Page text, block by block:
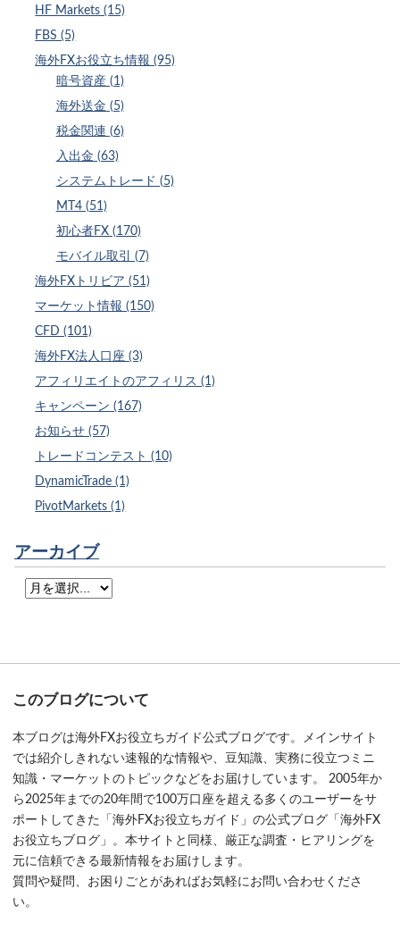
HF Markets (15)
FBS (5)
海外FXお役立ち情報 (95)
暗号資産 (1)
海外送金 (5)
税金関連 (6)
入出金 (63)
システムトレード (5)
MT4 (51)
初心者FX (170)
モバイル取引 (7)
海外FXトリビア (51)
マーケット情報 (150)
CFD (101)
海外FX法人口座 (3)
アフィリエイトのアフィリス (1)
キャンペーン (167)
お知らせ (57)
トレードコンテスト (10)
DynamicTrade (1)
PivotMarkets (1)
アーカイブ
このブログについて
本ブログは海外FXお役立ちガイド公式ブログです。メインサイト
では紹介しきれない速報的な情報や、豆知識、実務に役立つミニ
知識・マーケットのトピックなどをお届けしています。 2005年か
ら2025年までの20年間で100万口座を超える多くのユーザーをサ
ポートしてきた「海外FXお役立ちガイド」の公式ブログ「海外FX
お役立ちブログ」。本サイトと同様、厳正な調査・ヒアリングを
元に信頼できる最新情報をお届けします。
質問や疑問、お困りごとがあればお気軽にお問い合わせくださ
い。